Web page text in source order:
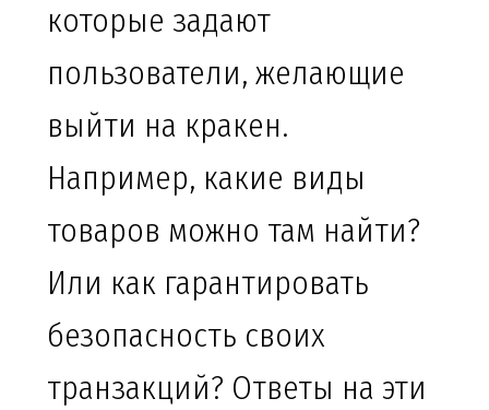
которые задают
пользователи, желающие
выйти на кракен.
Например, какие виды
товаров можно там найти?
Или как гарантировать
безопасность своих
транзакций? Ответы на эти